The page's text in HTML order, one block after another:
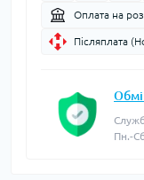
Оплата на
Післяплата
Пн.-